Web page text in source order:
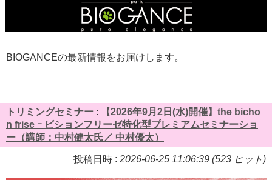
BIOGANCEの最新情報をお届けします。
トリミングセミナー :
【2026年9月2日(水)開催】the bicho
n frise ｰ ビションフリーゼ特化型プレミアムセミナーショ
ー（講師：中村健太氏／ 中村優太）
投稿日時 : 2026-06-25 11:06:39 (523 ヒット)